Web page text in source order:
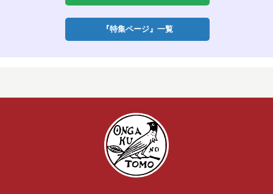
『特集ページ』一覧